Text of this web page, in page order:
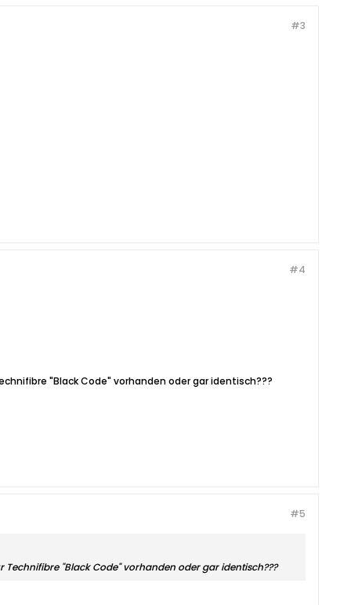
#3
#4
"Black Code" vorhanden oder gar identisch???
#5
"Black Code" vorhanden oder gar identisch???